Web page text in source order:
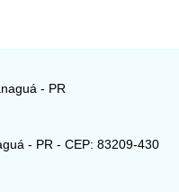
- PR
- PR - CEP: 83209-430